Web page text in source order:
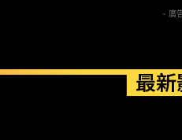
- 廣
最